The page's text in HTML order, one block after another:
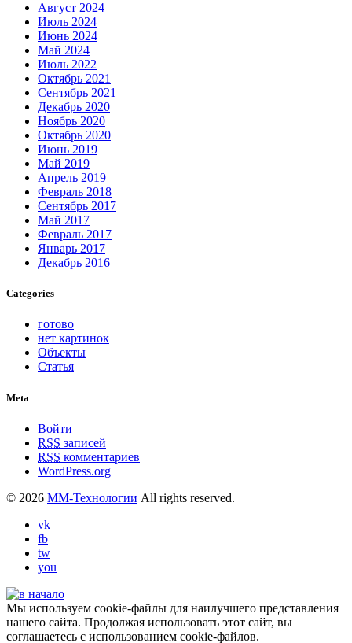
Август 2024
Июль 2024
Июнь 2024
Май 2024
Июль 2022
Октябрь 2021
Сентябрь 2021
Декабрь 2020
Ноябрь 2020
Октябрь 2020
Июнь 2019
Май 2019
Апрель 2019
Февраль 2018
Сентябрь 2017
Май 2017
Февраль 2017
Январь 2017
Декабрь 2016
Categories
готово
нет картинок
Объекты
Статья
Meta
Войти
RSS записей
RSS комментариев
WordPress.org
© 2026 ММ-Технологии All rights reserved.
vk
fb
tw
you
Мы используем cookie-файлы для наилучшего представления
нашего сайта. Продолжая использовать этот сайт, вы
соглашаетесь с использованием cookie-файлов.